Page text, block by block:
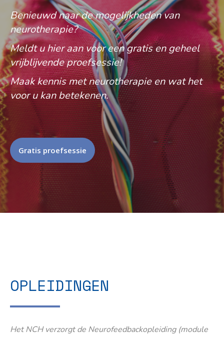
Benieuwd naar de mogelijkheden van
neurotherapie?
Meldt u hier aan voor een gratis en geheel
vrijblijvende proefsessie!
Maak kennis met neurotherapie en wat het
voor u kan betekenen.
Gratis proefsessie
OPLEIDINGEN
Het NCH verzorgt de Neurofeedbackopleiding (module